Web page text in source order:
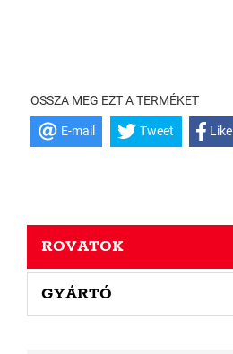
OSSZA MEG EZT A TERMÉKET
E-mail Tweet Like
ROVATOK
GYÁRTÓ